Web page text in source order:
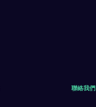
聯絡我們